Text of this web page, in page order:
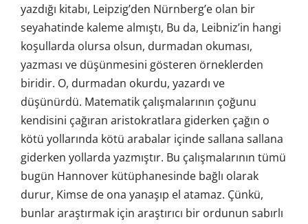
yazdığı kitabı, Leipzig’den Nürnberg’e olan bir
seyahatinde kaleme almıştı, Bu da, Leibniz’in hangi
koşullarda olursa olsun, durmadan okuması,
yazması ve düşünmesini gösteren örneklerden
biridir. O, durmadan okurdu, yazardı ve
düşünürdü. Matematik çalışmalarının çoğunu
kendisini çağıran aristokratlara giderken çağın o
kötü yollarında kötü arabalar içinde sallana sallana
giderken yollarda yazmıştır. Bu çalışmalarının tümü
bugün Hannover kütüphanesinde bağlı olarak
durur, Kimse de ona yanaşıp el atamaz. Çünkü,
bunlar araştırmak için araştırıcı bir ordunun sabırlı